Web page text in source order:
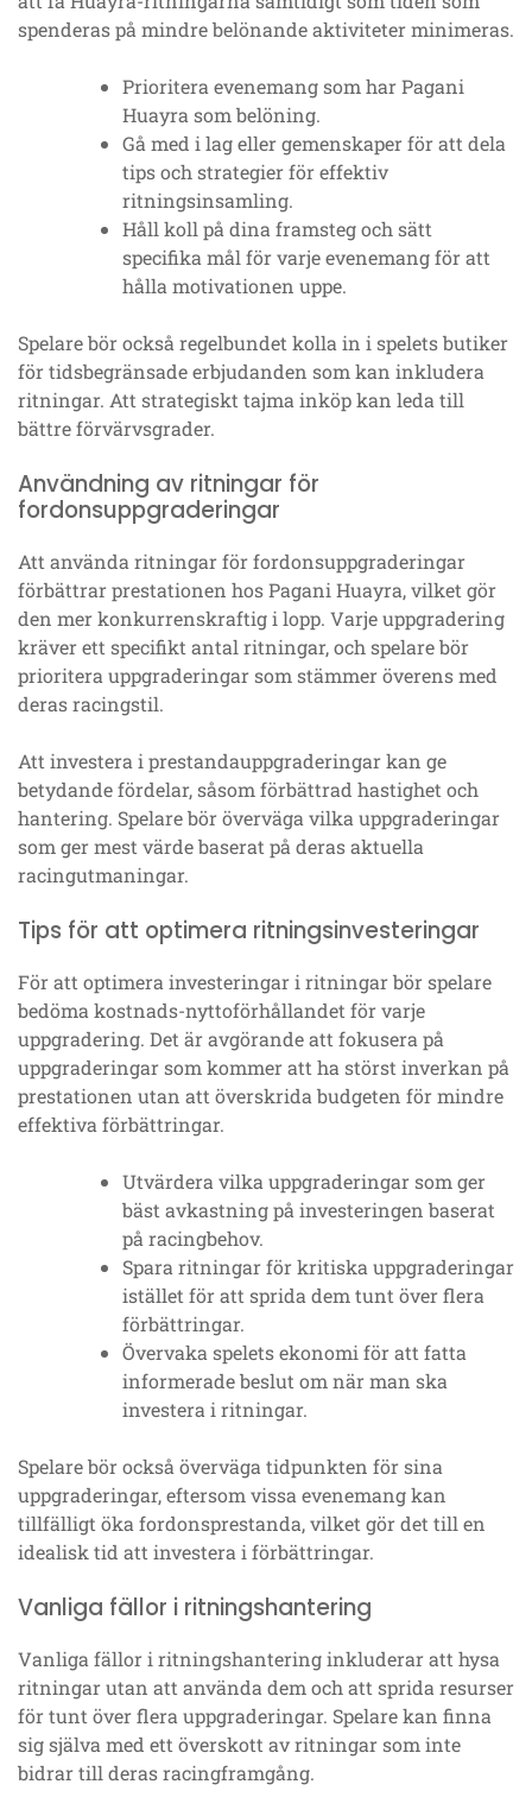
spenderas på mindre belönande aktiviteter minimeras.
Prioritera evenemang som har Pagani
Huayra som belöning.
Gå med i lag eller gemenskaper för att dela
tips och strategier för effektiv
ritningsinsamling.
Håll koll på dina framsteg och sätt
specifika mål för varje evenemang för att
hålla motivationen uppe.
Spelare bör också regelbundet kolla in i spelets butiker
för tidsbegränsade erbjudanden som kan inkludera
ritningar. Att strategiskt tajma inköp kan leda till
bättre förvärvsgrader.
Användning av ritningar för
fordonsuppgraderingar
Att använda ritningar för fordonsuppgraderingar
förbättrar prestationen hos Pagani Huayra, vilket gör
den mer konkurrenskraftig i lopp. Varje uppgradering
kräver ett specifikt antal ritningar, och spelare bör
prioritera uppgraderingar som stämmer överens med
deras racingstil.
Att investera i prestandauppgraderingar kan ge
betydande fördelar, såsom förbättrad hastighet och
hantering. Spelare bör överväga vilka uppgraderingar
som ger mest värde baserat på deras aktuella
racingutmaningar.
Tips för att optimera ritningsinvesteringar
För att optimera investeringar i ritningar bör spelare
bedöma kostnads-nyttoförhållandet för varje
uppgradering. Det är avgörande att fokusera på
uppgraderingar som kommer att ha störst inverkan på
prestationen utan att överskrida budgeten för mindre
effektiva förbättringar.
Utvärdera vilka uppgraderingar som ger
bäst avkastning på investeringen baserat
på racingbehov.
Spara ritningar för kritiska uppgraderingar
istället för att sprida dem tunt över flera
förbättringar.
Övervaka spelets ekonomi för att fatta
informerade beslut om när man ska
investera i ritningar.
Spelare bör också överväga tidpunkten för sina
uppgraderingar, eftersom vissa evenemang kan
tillfälligt öka fordonsprestanda, vilket gör det till en
idealisk tid att investera i förbättringar.
Vanliga fällor i ritningshantering
Vanliga fällor i ritningshantering inkluderar att hysa
ritningar utan att använda dem och att sprida resurser
för tunt över flera uppgraderingar. Spelare kan finna
sig själva med ett överskott av ritningar som inte
bidrar till deras racingframgång.